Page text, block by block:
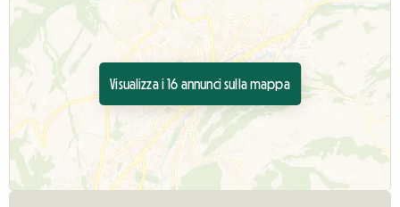
Visualizza i 16 annunci sulla mappa